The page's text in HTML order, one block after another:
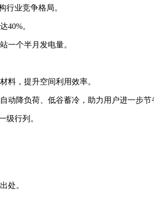
行业竞争格局。
40%。
一个半月发电量。
料，提升空间利用效率。
降负荷、低谷蓄冷，助力用户进一步节
级行列。
处。